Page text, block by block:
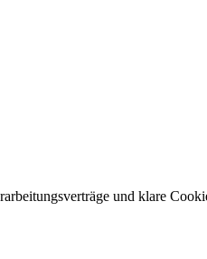
und klare